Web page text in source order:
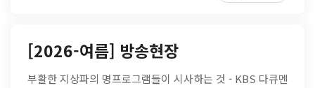
[2026-여름] 방송현장
부활한 지상파의 명프로그램들이 시사하는 것 - KBS 다큐멘